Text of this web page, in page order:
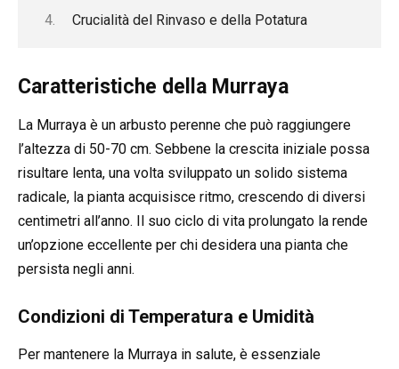
Crucialità del Rinvaso e della Potatura
Caratteristiche della Murraya
La Murraya è un arbusto perenne che può raggiungere
l’altezza di 50-70 cm. Sebbene la crescita iniziale possa
risultare lenta, una volta sviluppato un solido sistema
radicale, la pianta acquisisce ritmo, crescendo di diversi
centimetri all’anno. Il suo ciclo di vita prolungato la rende
un’opzione eccellente per chi desidera una pianta che
persista negli anni.
Condizioni di Temperatura e Umidità
Per mantenere la Murraya in salute, è essenziale